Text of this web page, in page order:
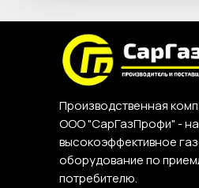
Производственная
ООО "СарГазПрофи" -
высокоэффективное
оборудование по
потребителю.